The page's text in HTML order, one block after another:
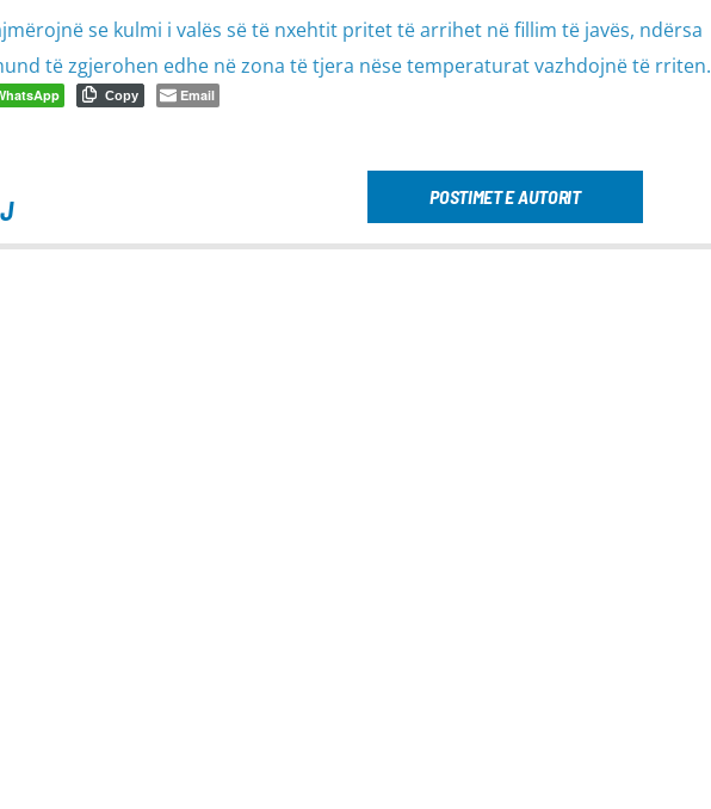
se kulmi i valës së të nxehtit pritet të arrihet në fillim të javës, ndërsa
të zgjerohen edhe në zona të tjera nëse temperaturat vazhdojnë të rriten.
Copy Email
POSTIMET E AUTORIT